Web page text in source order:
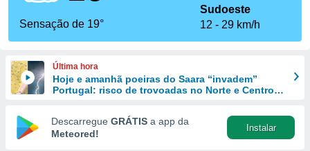
fornecidas
a este
das
e
forma
digital
Sensação de 19°
Sudoeste
12
29 km/h
Última hora
Hoje e amanhã poeiras do Saara “invadem”
Portugal: risco de trovoadas no Norte e Centro
Descarregue GRÁTIS a app da
Meteored!
Instalar